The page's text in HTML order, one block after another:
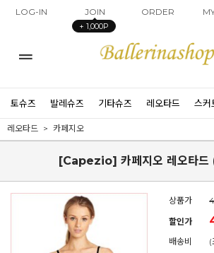
LOG-IN JOIN
+ 1,000P
ORDER
토슈즈 발레슈즈 기타슈즈 레오타드 스커
레오타드 카페지오
[Capezio] 카페지오 레오타드
상품가
할인가
배송비
(